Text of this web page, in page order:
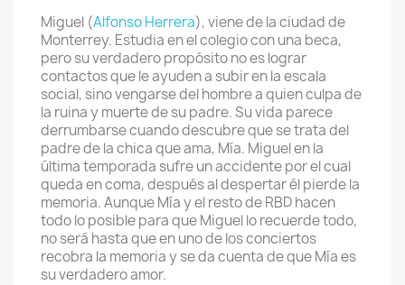
Miguel (Alfonso Herrera), viene de la ciudad de
Monterrey. Estudia en el colegio con una beca,
pero su verdadero propósito no es lograr
contactos que le ayuden a subir en la escala
social, sino vengarse del hombre a quien culpa de
la ruina y muerte de su padre. Su vida parece
derrumbarse cuando descubre que se trata del
padre de la chica que ama, Mía. Miguel en la
última temporada sufre un accidente por el cual
queda en coma, después al despertar él pierde la
memoria. Aunque Mía y el resto de RBD hacen
todo lo posible para que Miguel lo recuerde todo,
no será hasta que en uno de los conciertos
recobra la memoria y se da cuenta de que Mía es
su verdadero amor.